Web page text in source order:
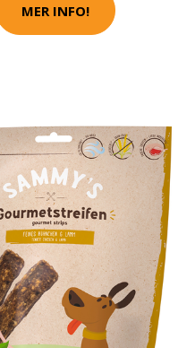
MER INFO!